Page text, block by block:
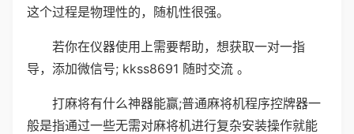
这个过程是物理性的，随机性很强。
若你在仪器使用上需要帮助，想获取一对一指
导，添加微信号; kkss8691 随时交流 。
打麻将有什么神器能赢;普通麻将机程序控牌器一
般是指通过一些无需对麻将机进行复杂安装操作就能